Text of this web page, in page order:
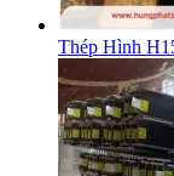
Thép Hình